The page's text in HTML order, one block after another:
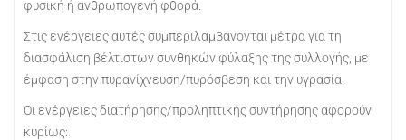
φυσική ή ανθρωπογενή φθορά.
Στις ενέργειες αυτές συμπεριλαμβάνονται μέτρα για τη
διασφάλιση βέλτιστων συνθηκών φύλαξης της συλλογής, με
έμφαση στην πυρανίχνευση/πυρόσβεση και την υγρασία.
Οι ενέργειες διατήρησης/προληπτικής συντήρησης αφορούν
κυρίως: